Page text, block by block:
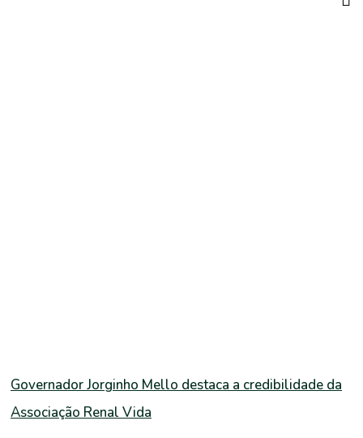
Governador Jorginho Mello destaca a credibilidade da
Associação Renal Vida